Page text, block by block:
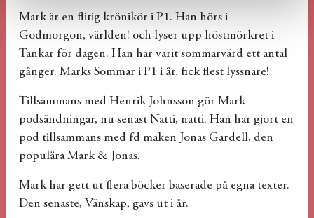
Mark är en flitig krönikör i P1. Han hörs i
Godmorgon, världen! och lyser upp höstmörkret i
Tankar för dagen. Han har varit sommarvärd ett antal
gånger. Marks Sommar i P1 i år, fick flest lyssnare!
Tillsammans med Henrik Johnsson gör Mark
podsändningar, nu senast Natti, natti. Han har gjort en
pod tillsammans med fd maken Jonas Gardell, den
populära Mark & Jonas.
Mark har gett ut flera böcker baserade på egna texter.
Den senaste, Vänskap, gavs ut i år.